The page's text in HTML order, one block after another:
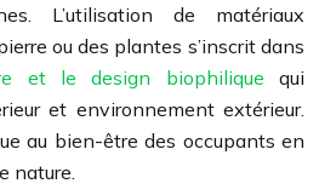
L’utilisation de matériaux
ou des plantes s’inscrit dans
et le design biophilique qui
et environnement extérieur.
au bien-être des occupants en
nature.